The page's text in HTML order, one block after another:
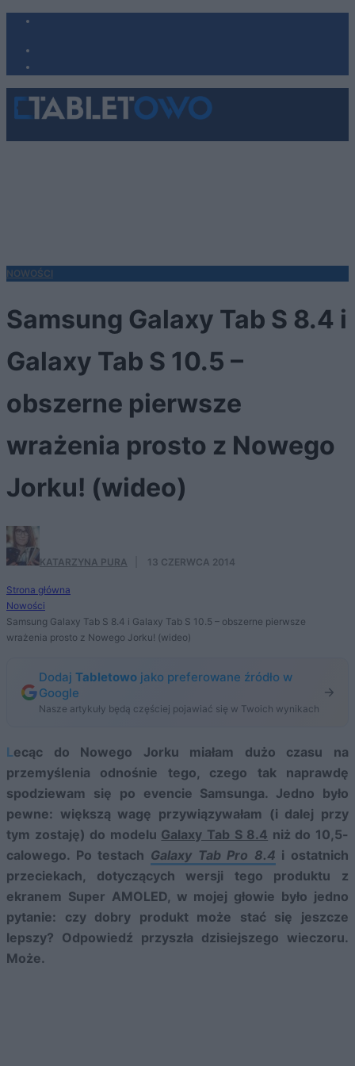
NOWOŚCI
Samsung Galaxy Tab S 8.4 i
Galaxy Tab S 10.5 –
obszerne pierwsze
wrażenia prosto z Nowego
Jorku! (wideo)
KATARZYNA PURA 13 CZERWCA 2014
Strona główna
Nowości
Samsung Galaxy Tab S 8.4 i Galaxy Tab S 10.5 – obszerne pierwsze
wrażenia prosto z Nowego Jorku! (wideo)
Dodaj Tabletowo jako preferowane źródło w
Google
Nasze artykuły będą częściej pojawiać się w Twoich wynikach
Lecąc do Nowego Jorku miałam dużo czasu na
przemyślenia odnośnie tego, czego tak naprawdę
spodziewam się po evencie Samsunga. Jedno było
pewne: większą wagę przywiązywałam (i dalej przy
tym zostaję) do modelu Galaxy Tab S 8.4 niż do 10,5-
calowego. Po testach Galaxy Tab Pro 8.4 i ostatnich
przeciekach, dotyczących wersji tego produktu z
ekranem Super AMOLED, w mojej głowie było jedno
pytanie: czy dobry produkt może stać się jeszcze
lepszy? Odpowiedź przyszła dzisiejszego wieczoru.
Może.